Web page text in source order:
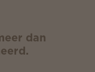
dan